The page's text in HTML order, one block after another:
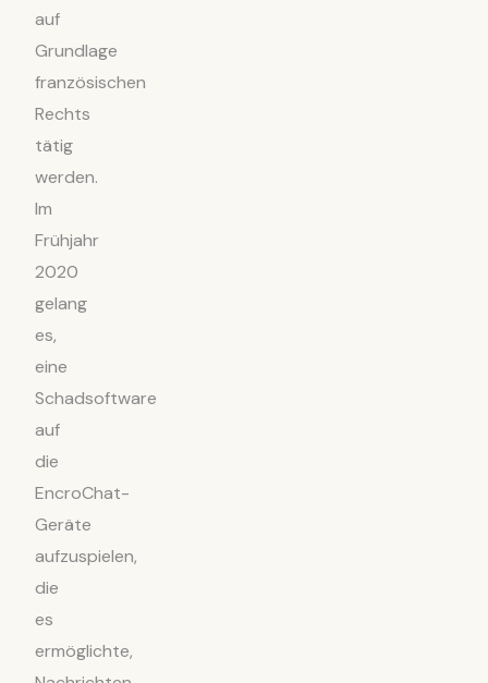
auf
Grundlage
französischen
Rechts
tätig
werden.
Im
Frühjahr
2020
gelang
es,
eine
Schadsoftware
auf
die
EncroChat-
Geräte
aufzuspielen,
die
es
ermöglichte,